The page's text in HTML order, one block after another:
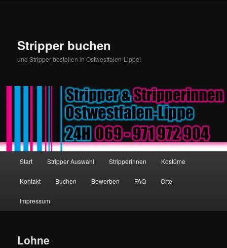
Stripper buchen
und Stripper bestellen in Ostwestfalen-Lippe!
Zum Inhalt wechseln
Zum sekundären Inhalt wechseln
Start Stripper Auswahl Stripperinnen Kostüme
Kontakt Buchen Bewerben FAQ Orte
Impressum
Lohne